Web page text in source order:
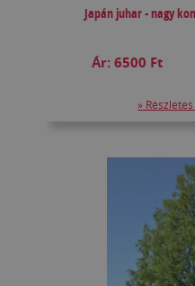
Japán juhar - nagy
Ár:6500 Ft
»